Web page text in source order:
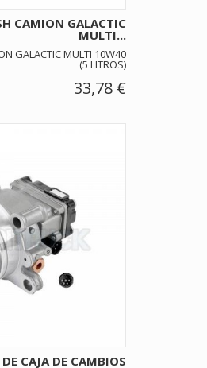
CAMION GALACTIC
MULTI...
GALACTIC MULTI 10W40
(5 LITROS)
33,78 €
CAJA DE CAMBIOS